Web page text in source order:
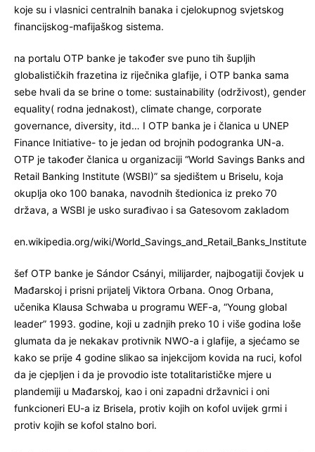
koje su i vlasnici centralnih banaka i cjelokupnog svjetskog
financijskog-mafijaškog sistema.
na portalu OTP banke je također sve puno tih šupljih
globalističkih frazetina iz riječnika glafije, i OTP banka sama
sebe hvali da se brine o tome: sustainability (održivost), gender
equality( rodna jednakost), climate change, corporate
governance, diversity, itd… I OTP banka je i članica u UNEP
Finance Initiative- to je jedan od brojnih podogranka UN-a.
OTP je također članica u organizaciji “World Savings Banks and
Retail Banking Institute (WSBI)” sa sjedištem u Briselu, koja
okuplja oko 100 banaka, navodnih štedionica iz preko 70
država, a WSBI je usko surađivao i sa Gatesovom zakladom
en.wikipedia.org/wiki/World_Savings_and_Retail_Banks_Institute
šef OTP banke je Sándor Csányi, milijarder, najbogatiji čovjek u
Mađarskoj i prisni prijatelj Viktora Orbana. Onog Orbana,
učenika Klausa Schwaba u programu WEF-a, “Young global
leader” 1993. godine, koji u zadnjih preko 10 i više godina loše
glumata da je nekakav protivnik NWO-a i glafije, a sjećamo se
kako se prije 4 godine slikao sa injekcijom kovida na ruci, kofol
da je cjepljen i da je provodio iste totalitarističke mjere u
plandemiji u Mađarskoj, kao i oni zapadni državnici i oni
funkcioneri EU-a iz Brisela, protiv kojih on kofol uvijek grmi i
protiv kojih se kofol stalno bori.